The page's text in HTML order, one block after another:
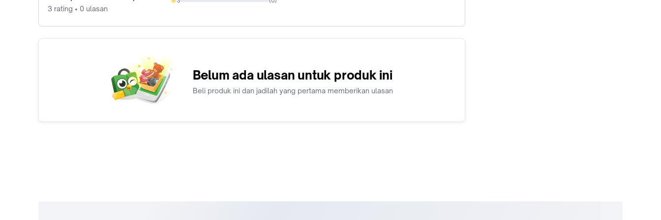
3 rating • 0 ulasan
0%
Belum ada ulasan untuk produk ini
Beli produk ini dan jadilah yang pertama memberikan ulasan